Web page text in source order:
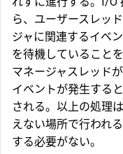
ら、ユーザースレッ
ジャに関連するイベ
を待機していること
マネージャスレッド
イベントが発生する
される。以上の処理
えない場所で行われ
する必要がない。